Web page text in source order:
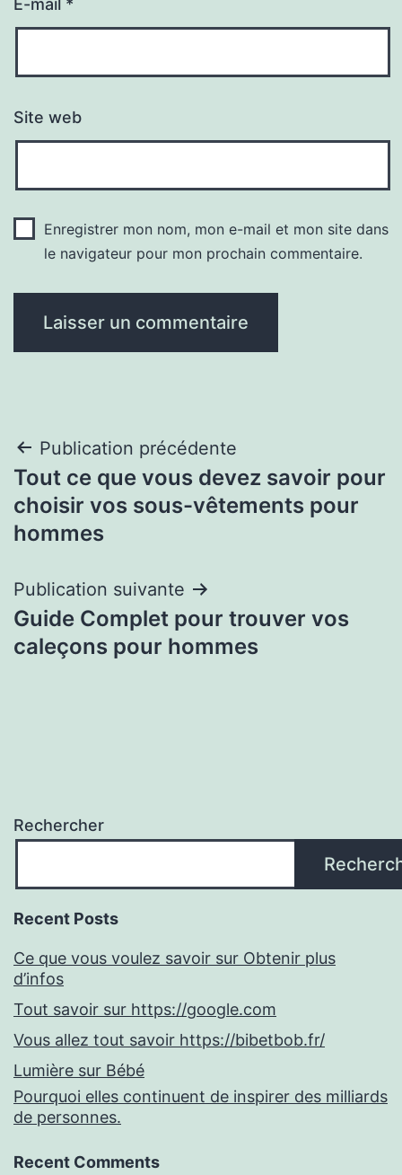
Site web
Enregistrer mon nom, mon e-mail et mon site dans
le navigateur pour mon prochain commentaire.
Navigation
de
l’article
Publication précédente
Tout ce que vous devez savoir pour
choisir vos sous-vêtements pour
hommes
Publication suivante
Guide Complet pour trouver vos
caleçons pour hommes
Rechercher
Recent Posts
Ce que vous voulez savoir sur Obtenir plus
d’infos
Tout savoir sur https://google.com
Vous allez tout savoir https://bibetbob.fr/
Lumière sur Bébé
Pourquoi elles continuent de inspirer des milliards
de personnes.
Recent Comments